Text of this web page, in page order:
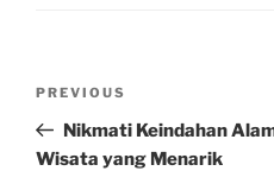
Previous
Post
PREVIOUS
Nikmati Keindahan
Wisata yang Menarik